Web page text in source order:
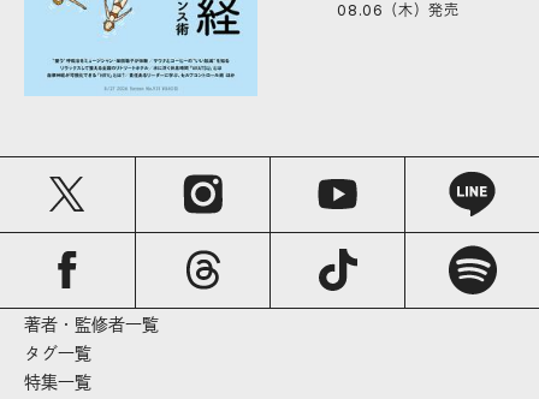
08.06（木）発売
著者・監修者一覧
タグ一覧
特集一覧